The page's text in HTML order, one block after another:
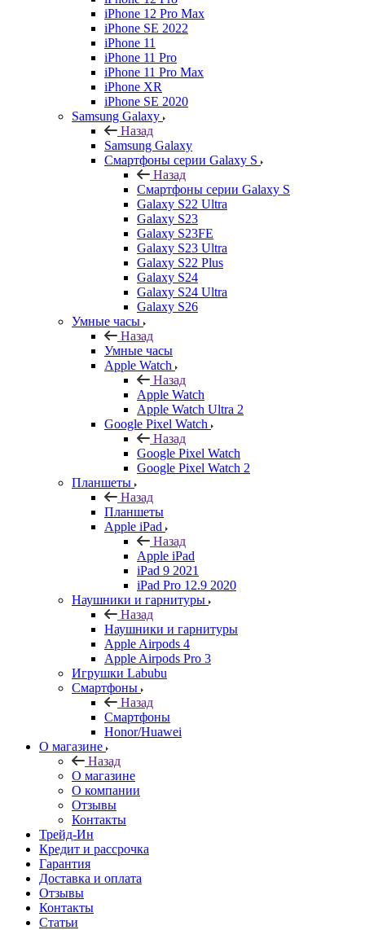
iPhone 12 Pro Max
iPhone SE 2022
iPhone 11
iPhone 11 Pro
iPhone 11 Pro Max
iPhone XR
iPhone SE 2020
Samsung Galaxy
Назад
Samsung Galaxy
Смартфоны серии Galaxy S
Назад
Смартфоны серии Galaxy S
Galaxy S22 Ultra
Galaxy S23
Galaxy S23FE
Galaxy S23 Ultra
Galaxy S22 Plus
Galaxy S24
Galaxy S24 Ultra
Galaxy S26
Умные часы
Назад
Умные часы
Apple Watch
Назад
Apple Watch
Apple Watch Ultra 2
Google Pixel Watch
Назад
Google Pixel Watch
Google Pixel Watch 2
Планшеты
Назад
Планшеты
Apple iPad
Назад
Apple iPad
iPad 9 2021
iPad Pro 12.9 2020
Наушники и гарнитуры
Назад
Наушники и гарнитуры
Apple Airpods 4
Apple Airpods Pro 3
Игрушки Labubu
Смартфоны
Назад
Смартфоны
Honor/Huawei
О магазине
Назад
О магазине
О компании
Отзывы
Контакты
Трейд-Ин
Кредит и рассрочка
Гарантия
Доставка и оплата
Отзывы
Контакты
Статьи